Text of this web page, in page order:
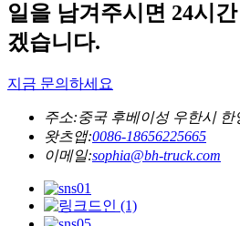
일을 남겨주시면 24시
겠습니다.
지금 문의하세요
주소:중국 후베이성 ​​우한시
왓츠앱:0086-18656225665
이메일:sophia@bh-truck.com